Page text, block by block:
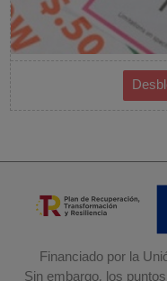
Financiado por la